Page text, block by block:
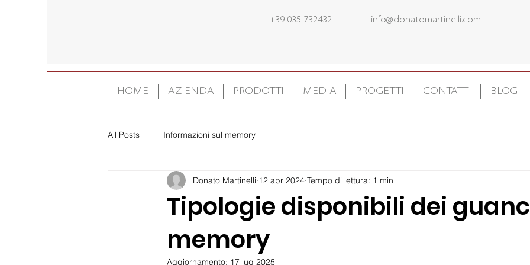
+39 035 732432 info@donatomartinelli.com
HOME AZIENDA PRODOTTI MEDIA PROGETTI CONTATTI BLOG
All Posts Informazioni sul memory
Tipologie disponibili dei
memory
Donato Martinelli 12 apr 2024 Tempo di lettura: 1 min
Aggiornamento: 17 lug 2025